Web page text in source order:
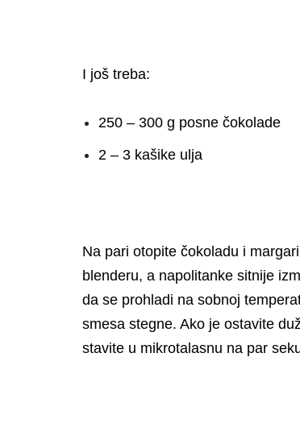
I još treba:
250 – 300 g posne čokolade
2 – 3 kašike ulja
Na pari otopite čokoladu i
blenderu, a napolitanke sitnije
da se prohladi na sobnoj
smesa stegne. Ako je ostavite
stavite u mikrotalasnu na par